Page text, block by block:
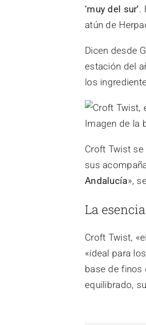
‘muy del sur’.
atún de
Dicen desde
estación del
los
Imagen de la
Croft Twist
sus
Andalucía»,
La
Croft Twist, «el
«ideal para
base de finos
equilibrado,